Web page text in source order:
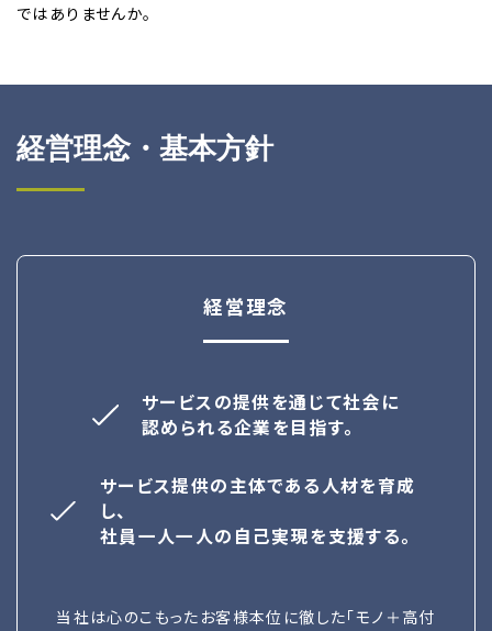
ではありませんか。
経営理念・基本方針
経営理念
サービスの提供を通じて社会に
認められる企業を目指す。
サービス提供の主体である人材を育成
し、
社員一人一人の自己実現を支援する。
当社は心のこもったお客様本位に徹した「モノ＋高付